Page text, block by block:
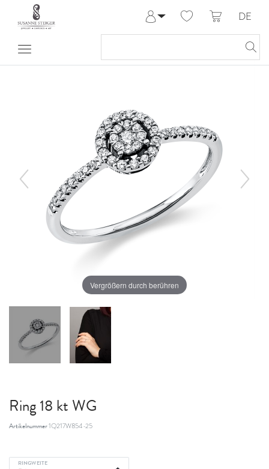
Anmelden
Meine Bestellungen
DE
Vergrößern durch berühren
Ring 18 kt WG
Artikelnummer1Q217W854-25
RINGWEITE